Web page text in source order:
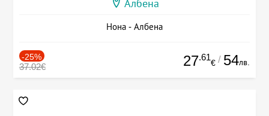
Албена
Нона - Албена
-25%
37.02€ 27.61
€ / 54лв.